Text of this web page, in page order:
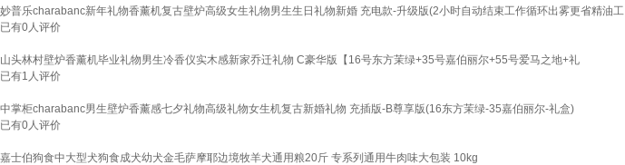
妙普乐charabanc新年礼物香薰机复古壁炉高级女生礼物男生生日礼物新婚 充电款-升级版(2小时自动结束工作循环出雾更省精油工
已有0人评价
山头林村壁炉香薰机毕业礼物男生冷香仪实木感新家乔迁礼物 C豪华版【16号东方茉绿+35号嘉伯丽尔+55号爱马之地+礼
已有1 人评价
中掌柜charabanc男生壁炉香薰感七夕礼物高级礼物女生机复古新婚礼物 充插版-B尊享版(16东方茉绿-35嘉伯丽尔-礼盒)
已有0人评价
嘉士伯狗食中大型犬狗食成犬幼犬金毛萨摩耶边境牧羊犬通用粮20斤 专系列通用牛肉味大包装 10kg